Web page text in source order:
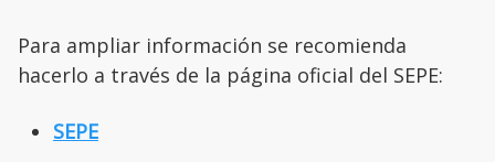
Para ampliar información se recomienda
hacerlo a través de la página oficial del SEPE:
SEPE